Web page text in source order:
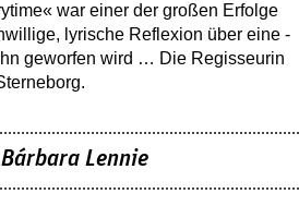
war einer der großen Erfolge
lyrische Reflexion über eine
geworfen wird … Die Regisseurin
Lennie